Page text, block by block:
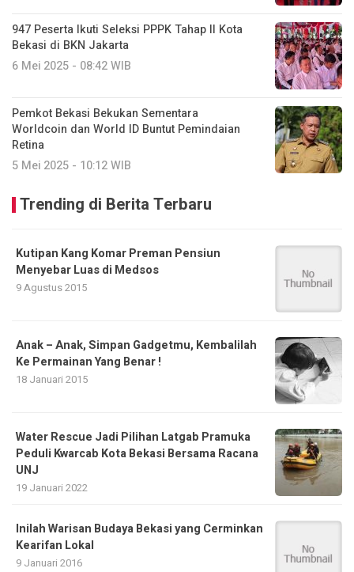
947 Peserta Ikuti Seleksi PPPK Tahap II Kota
Bekasi di BKN Jakarta
6 Mei 2025 - 08:42 WIB
Pemkot Bekasi Bekukan Sementara
Worldcoin dan World ID Buntut Pemindaian
Retina
5 Mei 2025 - 10:12 WIB
Trending di Berita Terbaru
Kutipan Kang Komar Preman Pensiun
Menyebar Luas di Medsos
9 Agustus 2015
Anak – Anak, Simpan Gadgetmu, Kembalilah
Ke Permainan Yang Benar !
18 Januari 2015
Water Rescue Jadi Pilihan Latgab Pramuka
Peduli Kwarcab Kota Bekasi Bersama Racana
UNJ
19 Januari 2022
Inilah Warisan Budaya Bekasi yang Cerminkan
Kearifan Lokal
9 Januari 2016